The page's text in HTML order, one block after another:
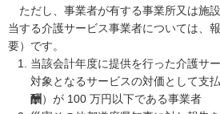
ただし、事業者が有する事業所又は施
当する介護サービス事業者については、
要）です。
当該会計年度に提供を行った介護サ
対象となるサービスの対価として支
酬）が 100 万円以下である事業者